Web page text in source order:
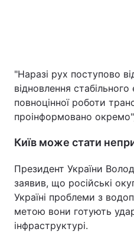
"Наразі рух поступово
відновлення
повноцінної роботи
проінформовано
Київ може стати
Президент України
заявив, що російські
Україні проблеми з
метою вони готують
інфраструктурі.